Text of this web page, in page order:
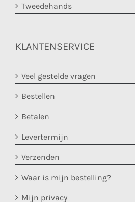
Tweedehands
KLANTENSERVICE
Veel gestelde vragen
Bestellen
Betalen
Levertermijn
Verzenden
Waar is mijn bestelling?
Mijn privacy